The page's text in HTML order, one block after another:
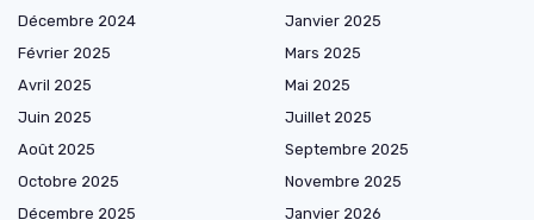
Décembre 2024
Janvier 2025
Février 2025
Mars 2025
Avril 2025
Mai 2025
Juin 2025
Juillet 2025
Août 2025
Septembre 2025
Octobre 2025
Novembre 2025
Décembre 2025
Janvier 2026